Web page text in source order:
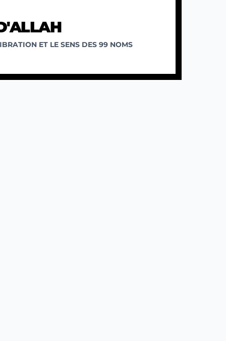
ET LE SENS DES 99 NOMS